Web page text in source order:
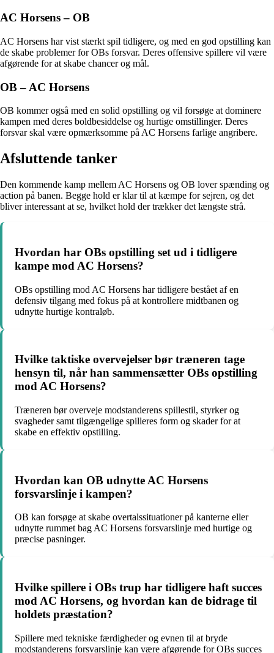
AC Horsens – OB
AC Horsens har vist stærkt spil tidligere, og med en god opstilling kan
de skabe problemer for OBs forsvar. Deres offensive spillere vil være
afgørende for at skabe chancer og mål.
OB – AC Horsens
OB kommer også med en solid opstilling og vil forsøge at dominere
kampen med deres boldbesiddelse og hurtige omstillinger. Deres
forsvar skal være opmærksomme på AC Horsens farlige angribere.
Afsluttende tanker
Den kommende kamp mellem AC Horsens og OB lover spænding og
action på banen. Begge hold er klar til at kæmpe for sejren, og det
bliver interessant at se, hvilket hold der trækker det længste strå.
Hvordan har OBs opstilling set ud i tidligere
kampe mod AC Horsens?
OBs opstilling mod AC Horsens har tidligere bestået af en
defensiv tilgang med fokus på at kontrollere midtbanen og
udnytte hurtige kontraløb.
Hvilke taktiske overvejelser bør træneren tage
hensyn til, når han sammensætter OBs opstilling
mod AC Horsens?
Træneren bør overveje modstanderens spillestil, styrker og
svagheder samt tilgængelige spilleres form og skader for at
skabe en effektiv opstilling.
Hvordan kan OB udnytte AC Horsens
forsvarslinje i kampen?
OB kan forsøge at skabe overtalssituationer på kanterne eller
udnytte rummet bag AC Horsens forsvarslinje med hurtige og
præcise pasninger.
Hvilke spillere i OBs trup har tidligere haft succes
mod AC Horsens, og hvordan kan de bidrage til
holdets præstation?
Spillere med tekniske færdigheder og evnen til at bryde
modstanderens forsvarslinje kan være afgørende for OBs succes